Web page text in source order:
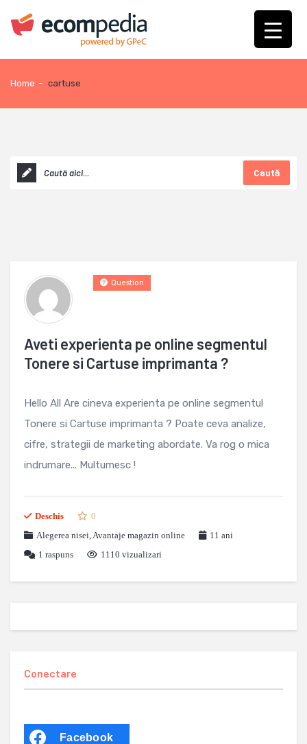
Home - cartuse
Caută
Aveti experienta pe online segmentul
Tonere si Cartuse imprimanta ?
Question
Hello All Are cineva experienta pe online segmentul
Tonere si Cartuse imprimanta ? Poate ceva analize,
cifre, strategii de marketing abordate. Va rog o mica
indrumare... Multumesc !
Deschis
0
Alegerea nisei,Avantaje magazin online
11 ani
1 raspuns 1110 vizualizari
Conectare
Facebook